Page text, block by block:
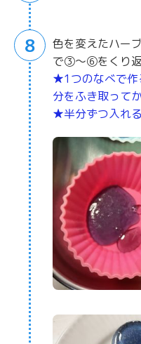
8
色を変えたハー
で③〜⑥をくり返
★1つのなべで作
分をふき取って
★半分ずつ入れ